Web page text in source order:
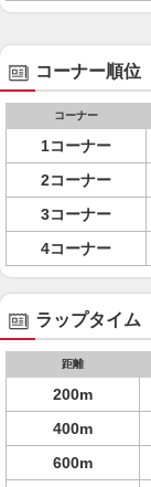
コーナー順位
コーナー
1コーナー
2コーナー
3コーナー
4コーナー
ラップタイム
距離
200m
400m
600m